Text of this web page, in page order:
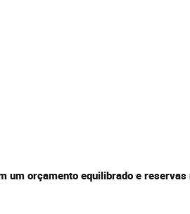
um orçamento equilibrado e